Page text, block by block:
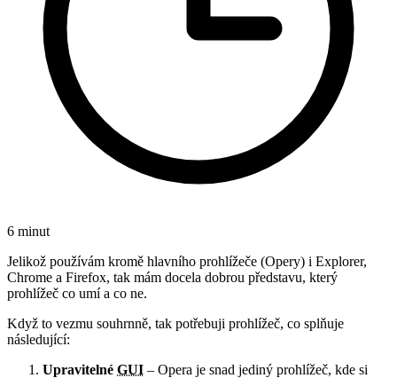
6 minut
Jelikož používám kromě hlavního prohlížeče (Opery) i Explorer,
Chrome a Firefox, tak mám docela dobrou představu, který
prohlížeč co umí a co ne.
Když to vezmu souhrnně, tak potřebuji prohlížeč, co splňuje
následující:
Upravitelné GUI – Opera je snad jediný prohlížeč, kde si